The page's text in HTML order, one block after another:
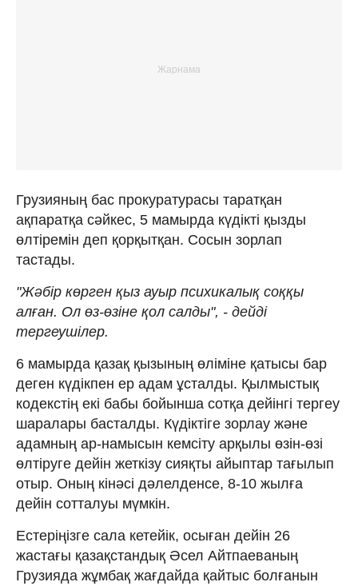
Грузияның бас прокуратурасы таратқан
ақпаратқа сәйкес, 5 мамырда күдікті қызды
өлтіремін деп қорқытқан. Сосын зорлап
тастады.
"Жәбір көрген қыз ауыр психикалық соққы
алған. Ол өз-өзіне қол салды", - дейді
тергеушілер.
6 мамырда қазақ қызының өліміне қатысы бар
деген күдікпен ер адам ұсталды. Қылмыстық
кодекстің екі бабы бойынша сотқа дейінгі тергеу
шаралары басталды. Күдіктіге зорлау және
адамның ар-намысын кемсіту арқылы өзін-өзі
өлтіруге дейін жеткізу сияқты айыптар тағылып
отыр. Оның кінәсі дәлелденсе, 8-10 жылға
дейін сотталуы мүмкін.
Естеріңізге сала кетейік, осыған дейін 26
жастағы қазақстандық Әсел Айтпаеваның
Грузияда жұмбақ жағдайда қайтыс болғанын